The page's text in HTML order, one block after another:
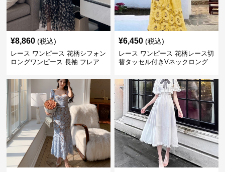
¥8,860 (税込)
レース ワンピース 花柄シフォン
ロングワンピース 長袖 フレア
¥6,450 (税込)
レース ワンピース 花柄レース切
替タッセル付きVネックロング